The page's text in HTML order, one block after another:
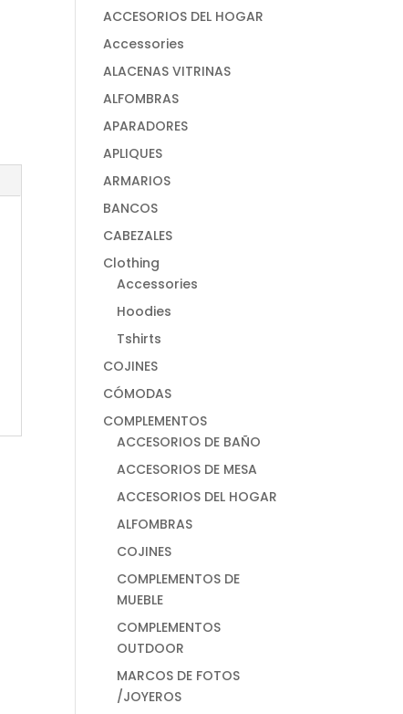
ACCESORIOS DEL HOGAR
Accessories
ALACENAS VITRINAS
ALFOMBRAS
APARADORES
APLIQUES
ARMARIOS
BANCOS
CABEZALES
Clothing
Accessories
Hoodies
Tshirts
COJINES
CÓMODAS
COMPLEMENTOS
ACCESORIOS DE BAÑO
ACCESORIOS DE MESA
ACCESORIOS DEL HOGAR
ALFOMBRAS
COJINES
COMPLEMENTOS DE
MUEBLE
COMPLEMENTOS
OUTDOOR
MARCOS DE FOTOS
/JOYEROS